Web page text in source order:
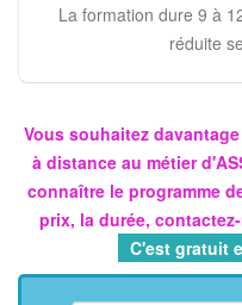
La formation dure 9 à
réduite
Vous souhaitez
à distance au métier
connaître le programme
prix, la durée,
C'est gratuit